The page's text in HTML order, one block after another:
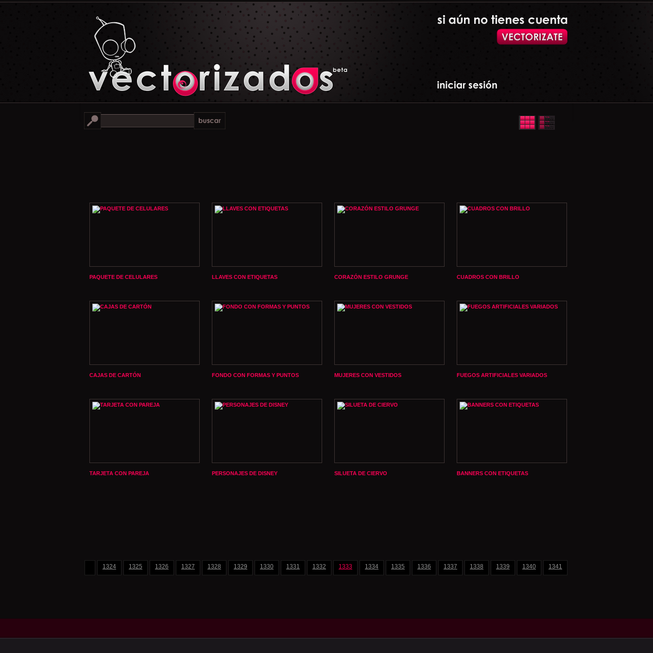
PAQUETE DE CELULARES LLAVES CON ETIQUETAS CORAZÓN ESTILO GRUNGE CUADROS CON BRILLO
CAJAS DE CARTÓN FONDO CON FORMAS Y PUNTOS MUJERES CON VESTIDOS FUEGOS ARTIFICIALES VARIADOS
TARJETA CON PAREJA PERSONAJES DE DISNEY SILUETA DE CIERVO BANNERS CON ETIQUETAS
1324 1325 1326 1327 1328 1329 1330 1331 1332 1333 1334 1335 1336 1337 1338 1339 1340 1341